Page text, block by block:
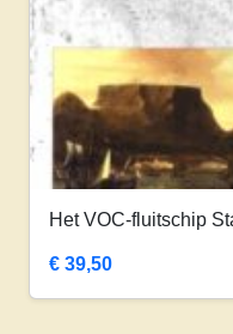
Het VOC-fluitschip
€ 39,50